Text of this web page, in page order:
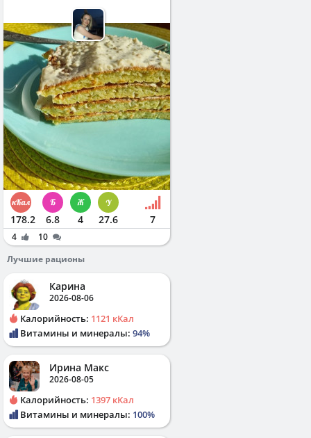
178.2 6.8 4 27.6 7
4
10
Лучшие рационы
Карина
2026-08-06
Калорийность: 1121 кКал
Витамины и минералы: 94%
Ирина Макс
2026-08-05
Калорийность: 1397 кКал
Витамины и минералы: 100%